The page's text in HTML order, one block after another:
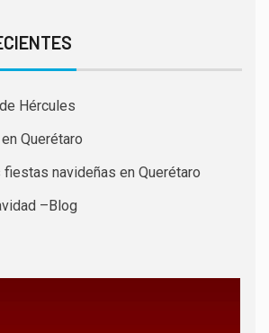
Hércules
Querétaro
navideñas en Querétaro
–Blog